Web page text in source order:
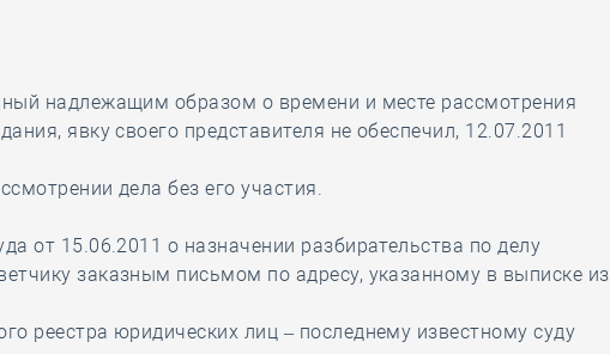
надлежащим образом о времени и месте рассмотрения
явку своего представителя не обеспечил, 12.07.2011
дела без его участия.
от 15.06.2011 о назначении разбирательства по делу
заказным письмом по адресу, указанному в выписке из
реестра юридических лиц – последнему известному суду